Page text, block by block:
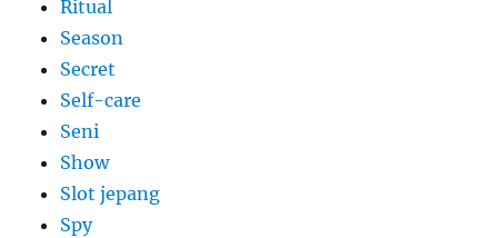
Ritual
Season
Secret
Self-care
Seni
Show
Slot jepang
Spy